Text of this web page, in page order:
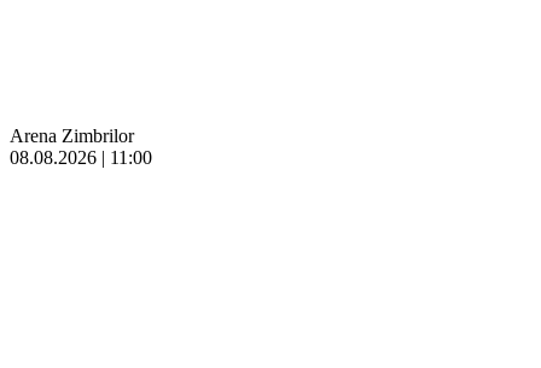
Arena Zimbrilor
08.08.2026 | 11:00